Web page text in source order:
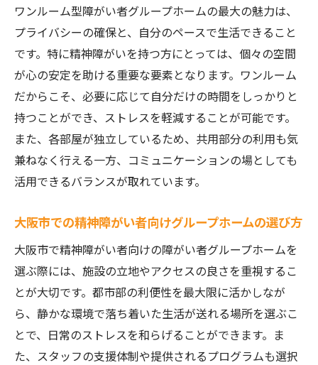
ワンルーム型障がい者グループホームの最大の魅力は、
プライバシーの確保と、自分のペースで生活できること
です。特に精神障がいを持つ方にとっては、個々の空間
が心の安定を助ける重要な要素となります。ワンルーム
だからこそ、必要に応じて自分だけの時間をしっかりと
持つことができ、ストレスを軽減することが可能です。
また、各部屋が独立しているため、共用部分の利用も気
兼ねなく行える一方、コミュニケーションの場としても
活用できるバランスが取れています。
大阪市での精神障がい者向けグループホームの選び方
大阪市で精神障がい者向けの障がい者グループホームを
選ぶ際には、施設の立地やアクセスの良さを重視するこ
とが大切です。都市部の利便性を最大限に活かしなが
ら、静かな環境で落ち着いた生活が送れる場所を選ぶこ
とで、日常のストレスを和らげることができます。ま
た、スタッフの支援体制や提供されるプログラムも選択